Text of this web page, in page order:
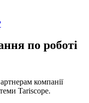
по роботі
компанії
Tariscope.